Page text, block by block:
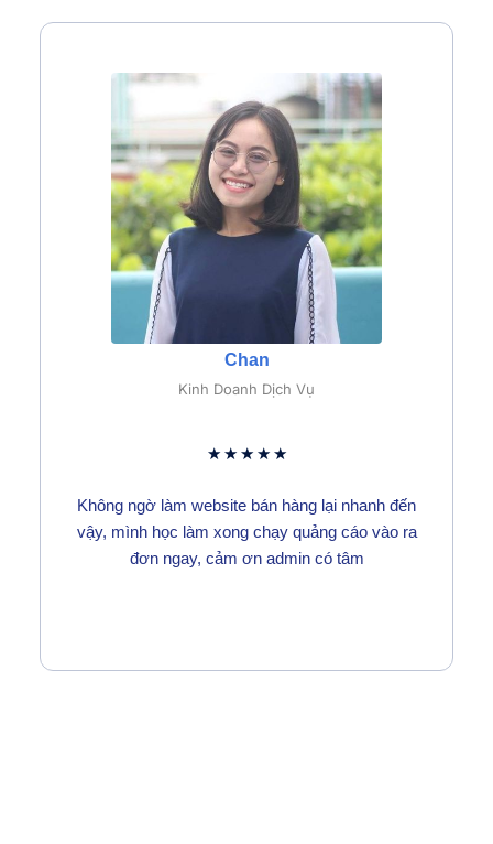
Chan
Kinh Doanh Dịch Vụ
★ ★ ★ ★ ★
Không ngờ làm website bán hàng lại nhanh đến
vậy, mình học làm xong chạy quảng cáo vào ra
đơn ngay, cảm ơn admin có tâm